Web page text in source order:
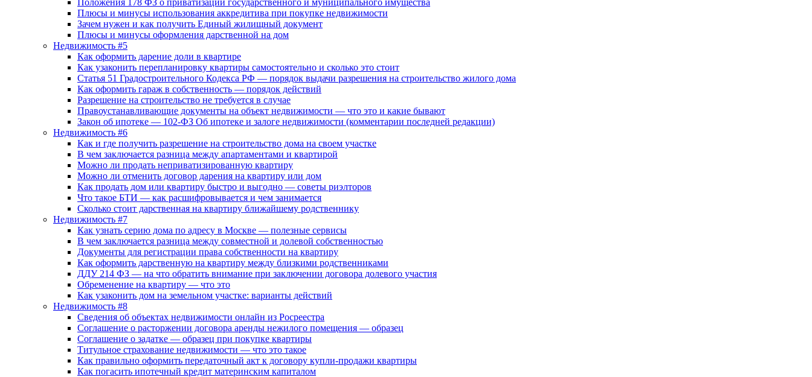
Положения 178 ФЗ о приватизации государственного и муниципального имущества
Плюсы и минусы использования аккредитива при покупке недвижимости
Зачем нужен и как получить Единый жилищный документ
Плюсы и минусы оформления дарственной на дом
Недвижимость #5
Как оформить дарение доли в квартире
Как узаконить перепланировку квартиры самостоятельно и сколько это стоит
Статья 51 Градостроительного Кодекса РФ — порядок выдачи разрешения на строительство жилого дома
Как оформить гараж в собственность — порядок действий
Разрешение на строительство не требуется в случае
Правоустанавливающие документы на объект недвижимости — что это и какие бывают
Закон об ипотеке — 102-ФЗ Об ипотеке и залоге недвижимости (комментарии последней редакции)
Недвижимость #6
Как и где получить разрешение на строительство дома на своем участке
В чем заключается разница между апартаментами и квартирой
Можно ли продать неприватизированную квартиру
Можно ли отменить договор дарения на квартиру или дом
Как продать дом или квартиру быстро и выгодно — советы риэлторов
Что такое БТИ — как расшифровывается и чем занимается
Сколько стоит дарственная на квартиру ближайшему родственнику
Недвижимость #7
Как узнать серию дома по адресу в Москве — полезные сервисы
В чем заключается разница между совместной и долевой собственностью
Документы для регистрации права собственности на квартиру
Как оформить дарственную на квартиру между близкими родственниками
ДДУ 214 ФЗ — на что обратить внимание при заключении договора долевого участия
Обременение на квартиру — что это
Как узаконить дом на земельном участке: варианты действий
Недвижимость #8
Сведения об объектах недвижимости онлайн из Росреестра
Соглашение о расторжении договора аренды нежилого помещения — образец
Соглашение о задатке — образец при покупке квартиры
Титульное страхование недвижимости — что это такое
Как правильно оформить передаточный акт к договору купли-продажи квартиры
Как погасить ипотечный кредит материнским капиталом